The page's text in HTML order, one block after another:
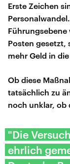
Erste Zeichen
Posten gesetzt,
mehr Geld in
Ob diese
tatsächlich zu
noch unklar, ob
"Die
ehrlich